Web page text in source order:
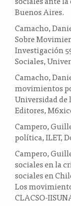
Buenos Aires.
Camacho,
Sobre
Investigación
Sociales,
Camacho,
movimientos
Universidad de
Editores,
Campero,
política, ILET,
Campero,
sociales en la
sociales en
Los
CLACSO-